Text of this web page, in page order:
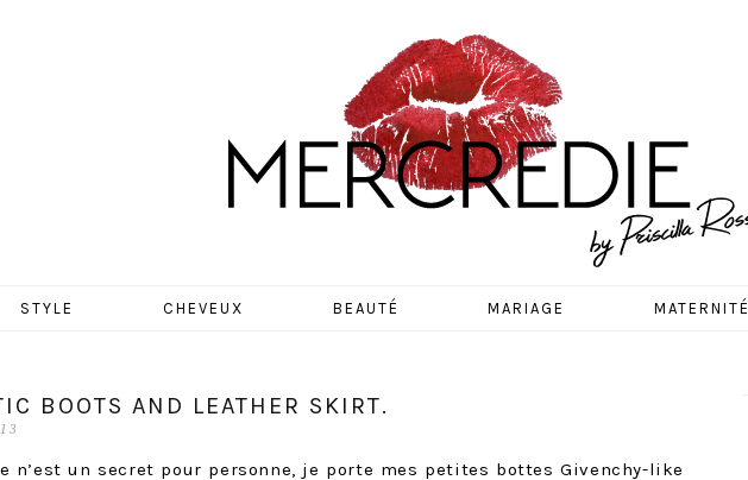
STYLE CHEVEUX BEAUTÉ MARIAGE MATERNITÉ
BOOTS AND LEATHER SKIRT.
n’est un secret pour personne, je porte mes petites bottes Givenchy-like